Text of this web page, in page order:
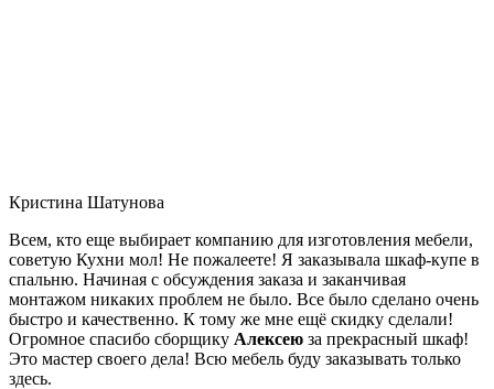
Кристина Шатунова
Всем, кто еще выбирает компанию для изготовления мебели,
советую Кухни мол! Не пожалеете! Я заказывала шкаф-купе в
спальню. Начиная с обсуждения заказа и заканчивая
монтажом никаких проблем не было. Все было сделано очень
быстро и качественно. К тому же мне ещё скидку сделали!
Огромное спасибо сборщику Алексею за прекрасный шкаф!
Это мастер своего дела! Всю мебель буду заказывать только
здесь.